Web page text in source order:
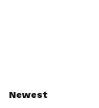
Newest